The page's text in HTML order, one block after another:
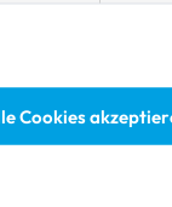
Cookies